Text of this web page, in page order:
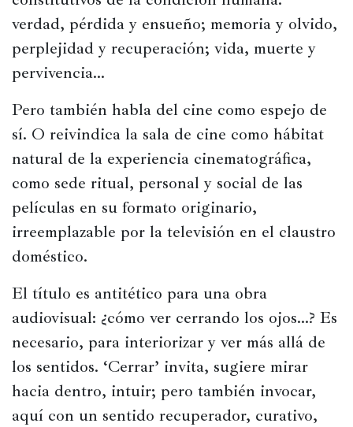
verdad, pérdida y ensueño; memoria y olvido,
perplejidad y recuperación; vida, muerte y
pervivencia…
Pero también habla del cine como espejo de
sí. O reivindica la sala de cine como hábitat
natural de la experiencia cinematográfica,
como sede ritual, personal y social de las
películas en su formato originario,
irreemplazable por la televisión en el claustro
doméstico.
El título es antitético para una obra
audiovisual: ¿cómo ver cerrando los ojos…? Es
necesario, para interiorizar y ver más allá de
los sentidos. ‘Cerrar’ invita, sugiere mirar
hacia dentro, intuir; pero también invocar,
aquí con un sentido recuperador, curativo,